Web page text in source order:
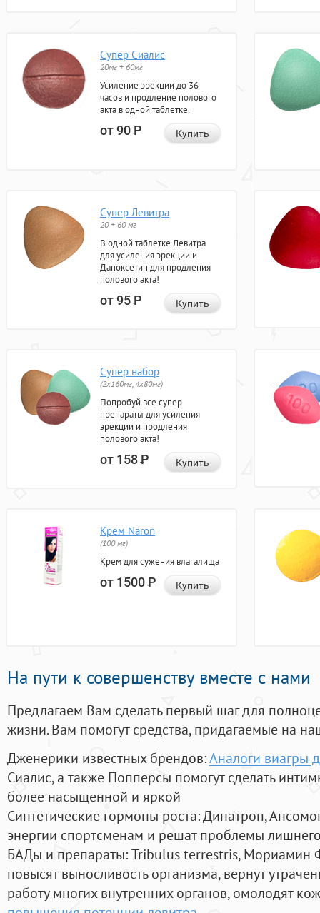
Супер Сиалис
20мг + 60мг
Усиление эрекции до 36
часов и продление полового
акта в одной таблетке.
от 90Р Купить
Супер Левитра
20 + 60 мг
В одной таблетке Левитра
для усиления эрекции и
Дапоксетин для продления
полового акта!
от 95Р Купить
Супер набор
(2х160мг, 4х80мг)
Попробуй все супер
препараты для усиления
эрекции и продления
полового акта!
от 158Р Купить
Крем Naron
(100 мг)
Крем для сужения влагалища
от 1500Р Купить
На пути к совершенству вместе с нами
Предлагаем Вам сделать первый шаг для
жизни. Вам помогут средства, придагаемые на
Дженерики известных брендов:Аналоги виагры
Сиалис, а также Попперсы помогут сделать
более насыщенной и яркой
Синтетические гормоны роста: Динатроп,
энергии спортсменам и решат проблемы
БАДы и препараты:Tribulus terrestris, Мориамин
повысят выносливость организма, вернут
работу многих внутренних органов, омолодят